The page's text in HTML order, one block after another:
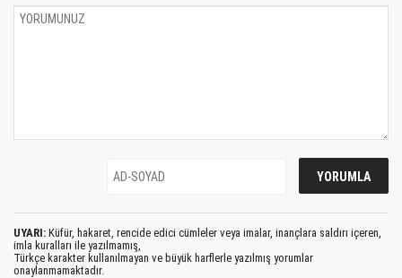
UYARI: Küfür, hakaret, rencide edici cümleler veya imalar, inançlara saldırı içeren,
imla kuralları ile yazılmamış,
Türkçe karakter kullanılmayan ve büyük harflerle yazılmış yorumlar
onaylanmamaktadır.